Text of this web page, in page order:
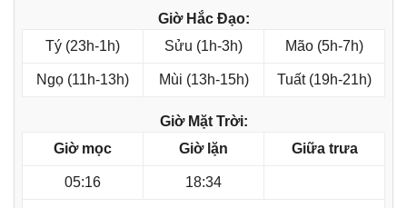
Giờ Hắc Đạo:
Tý (23h-1h)
Sửu (1h-3h) Mão (5h-7h)
Ngọ (11h-13h) Mùi (13h-15h) Tuất (19h-21h)
Giờ Mặt Trời:
Giờ mọc
Giờ lặn Giữa trưa
05:16 18:34